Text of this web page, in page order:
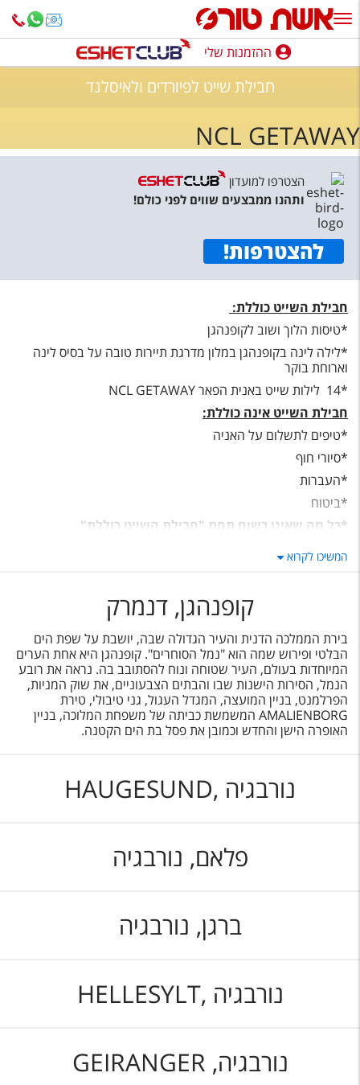
ההזמנות שלי
חופשה לפי סגנון
מלונות באילת
טיולים מאורגנים
סגנונות טיול
הרגע האחרון
חבילות בריאות וספא
טיסות לחו"ל
מלונות בחו"ל
Русский
קרוז
מגזין אשת
נגישות
עקבו אחרינו
ההזמנות שלי
חבילת שייט לפיורדים ולאיסלנד
NCL GETAWAY
הצטרפו למועדון
ותהנו ממבצעים שווים לפני כולם!
להצטרפות!
חבילת השייט כוללת:
*טיסות הלוך ושוב לקופנהגן
*לילה לינה בקופנהגן במלון מדרגת תיירות טובה על בסיס לינה
וארוחת בוקר
*14 לילות שייט באנית הפאר NCL GETAWAY
חבילת השייט אינה כוללת:
*טיפים לתשלום על האניה
*סיורי חוף
*העברות
*ביטוח
*כל מה שאינו רשום תחת "חבילת השייט כוללת"
המשיכו לקרוא
קופנהגן, דנמרק
בירת הממלכה הדנית והעיר הגדולה שבה, יושבת על שפת הים
הבלטי ופירוש שמה הוא "נמל הסוחרים". קופנהגן היא אחת הערים
המיוחדות בעולם, העיר שטוחה ונוח להסתובב בה. נראה את רובע
הנמל, הסירות הישנות שבו והבתים הצבעוניים, את שוק המניות,
הפרלמנט, בניין המועצה, המגדל העגול, גני טיבולי, טירת
AMALIENBORG המשמשת כביתה של משפחת המלוכה, בניין
האופרה הישן והחדש וכמובן את פסל בת הים הקטנה.
נורבגיה ,HAUGESUND
פלאם, נורבגיה
ברגן, נורבגיה
נורבגיה ,HELLESYLT
נורבגיה, GEIRANGER